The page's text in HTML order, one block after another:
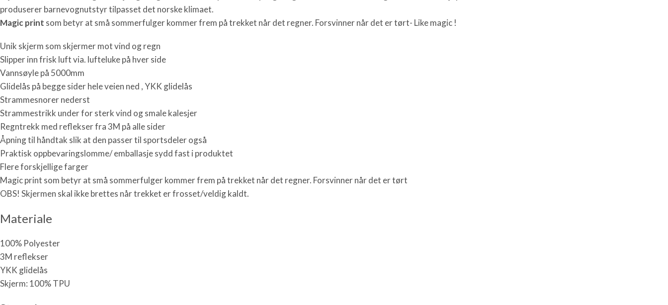
produserer barnevognutstyr tilpasset det norske klimaet.
Magic print som betyr at små sommerfulger kommer frem på trekket når det regner. Forsvinner når det er tørt- Like magic !
Unik skjerm som skjermer mot vind og regn
Slipper inn frisk luft via. lufteluke på hver side
Vannsøyle på 5000mm
Glidelås på begge sider hele veien ned , YKK glidelås
Strammesnorer nederst
Strammestrikk under for sterk vind og smale kalesjer
Regntrekk med reflekser fra 3M på alle sider
Åpning til håndtak slik at den passer til sportsdeler også
Praktisk oppbevaringslomme/ emballasje sydd fast i produktet
Flere forskjellige farger
Magic print som betyr at små sommerfulger kommer frem på trekket når det regner. Forsvinner når det er tørt
OBS! Skjermen skal ikke brettes når trekket er frosset/veldig kaldt.
Materiale
100% Polyester
3M reflekser
YKK glidelås
Skjerm: 100% TPU